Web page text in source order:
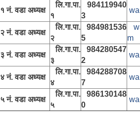
१ नं. वडा अध्यक्ष
लि.गा.पा.
१
984119940
3
२ नं. वडा अध्यक्ष
लि.गा.पा.
२
984981536
5
m
३ नं. वडा अध्यक्ष
लि.गा.पा.
३
984280547
2
४ नं. वडा अध्यक्ष
लि.गा.पा.
४
984288708
7
५ नं. वडा अध्यक्ष
लि.गा.पा.
५
986130148
0